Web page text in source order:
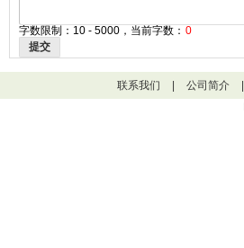
字数限制：10 - 5000，当前字数： 0
提交
联系我们 公司简介